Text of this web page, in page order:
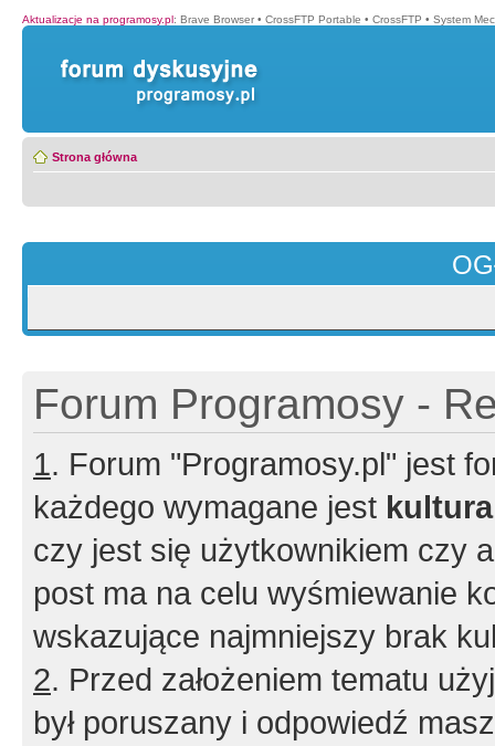
Aktualizacje na programosy.pl: Brave Browser • CrossFTP Portable • CrossFTP • System
Strona główna
Forum Programosy -
1. Forum "Programosy.pl" jest
każdego wymagane jest
czy jest się użytkownikiem czy
post ma na celu wyśmiewanie
wskazujące najmniejszy brak
2. Przed założeniem tematu
był poruszany i odpowiedź